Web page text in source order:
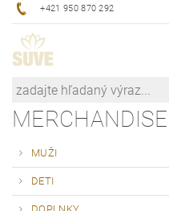
+421 950 870 292
MERCHANDISE
MUŽI
DETI